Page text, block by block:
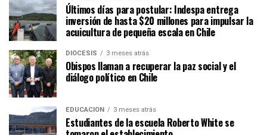
Últimos días para postular: Indespa entrega
inversión de hasta $20 millones para impulsar la
acuicultura de pequeña escala en Chile
DIÓCESIS 3 meses atrás
Obispos llaman a recuperar la paz social y el
diálogo político en Chile
EDUCACIÓN 3 meses atrás
Estudiantes de la escuela Roberto White se